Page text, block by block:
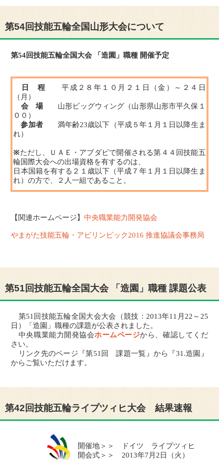
第54回技能五輪全国山形大会について
第54回技能五輪全国大会 「造園」職種 開催予定
日 程平成２８年１０月２１日（金）～２４日
（月）
会 場山形ビッグウィング（山形県山形市平久保１
００）
参加者満年齢23歳以下（平成５年１月１日以降生ま
れ）
※ただし、ＵＡＥ・アブダビで開催される第４４回技能五
輪国際大会への出場資格を有するのは、
日本国籍を有する２１歳以下（平成７年１月１日以降生ま
れ）の方で、２人一組であること。
【関連ホームページ】中央職業能力開発協会
やまがた技能五輪・アビリンピック2016 推進協議会事務局
第51回技能五輪全国大会 「造園」職種 課題公表
第51回技能五輪全国大会大会（競技：2013年11月22～25
日）「造園」職種の課題が公表されました。
中央職業能力開発協会ホームページから、確認してくだ
さい。
リンク先のページ『第51回 課題一覧』から『31.造園』
からご覧いただけます。
第42回技能五輪ライプツィヒ大会 結果速報
開催地＞＞ ドイツ ライプツィヒ
開会式＞＞ 2013年7月2日（火）